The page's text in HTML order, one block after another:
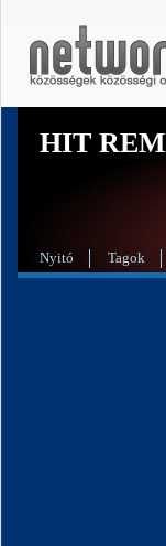
HIT
Nyitó Tagok